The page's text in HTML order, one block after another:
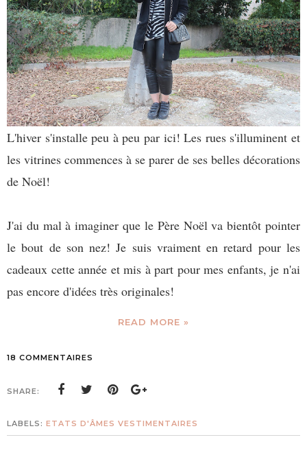
L'hiver s'installe peu à peu par ici! Les rues s'illuminent et
les vitrines commences à se parer de ses belles décorations
de Noël!
J'ai du mal à imaginer que le Père Noël va bientôt pointer
le bout de son nez! Je suis vraiment en retard pour les
cadeaux cette année et mis à part pour mes enfants, je n'ai
pas encore d'idées très originales!
READ MORE »
18 COMMENTAIRES
SHARE:
LABELS: ETATS D'ÂMES VESTIMENTAIRES